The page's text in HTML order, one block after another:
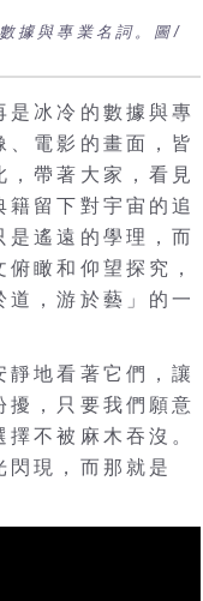
據與專業名詞。圖/
冰冷的數據與專
電影的畫面，皆
帶著大家，看見
留下對宇宙的追
遙遠的學理，而
瞰和仰望探究，
，游於藝」的一
地看著它們，讓
擾，只要我們願意
不被麻木吞沒。
閃現，而那就是